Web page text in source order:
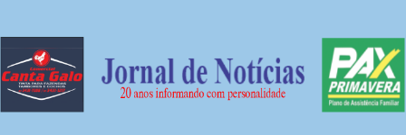
conteúdo